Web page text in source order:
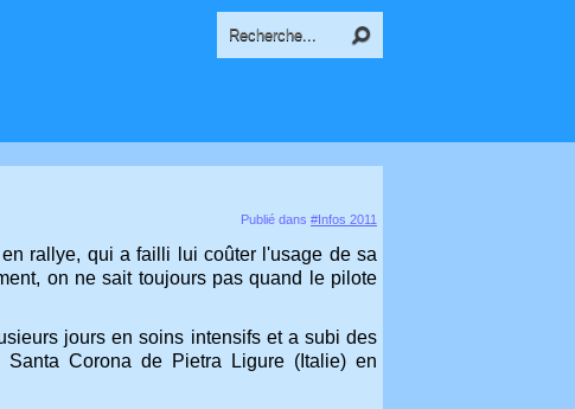
Publié dans #Infos 2011
rallye, qui a failli lui coûter l'usage de sa
on ne sait toujours pas quand le pilote
jours en soins intensifs et a subi des
Corona de Pietra Ligure (Italie) en